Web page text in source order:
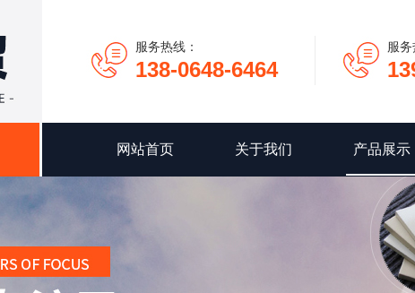
服务热线：
138-0648-6464
服务
网站首页 关于我们 产品展示